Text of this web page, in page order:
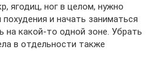
ягодиц, ног в целом, нужно
и начать заниматься
на какой-то одной зоне. Убрать
в отдельности также